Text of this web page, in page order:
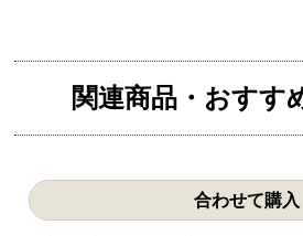
関連商品・おすす
合わせて購入